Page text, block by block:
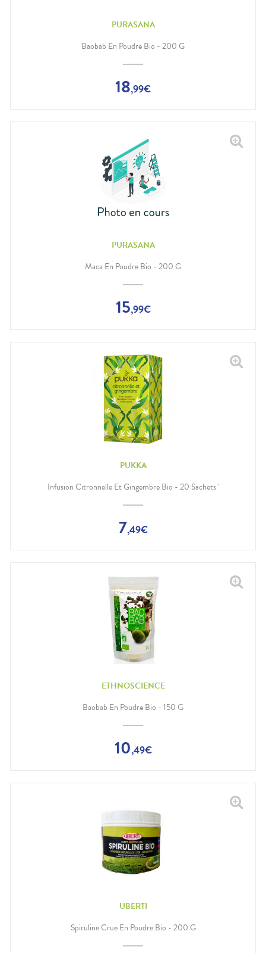
PURASANA
Baobab En Poudre Bio - 200 G
18,99€
PURASANA
Maca En Poudre Bio - 200 G
15,99€
PUKKA
Infusion Citronnelle Et Gingembre Bio - 20 Sachets '
7,49€
ETHNOSCIENCE
Baobab En Poudre Bio - 150 G
10,49€
UBERTI
Spiruline Crue En Poudre Bio - 200 G